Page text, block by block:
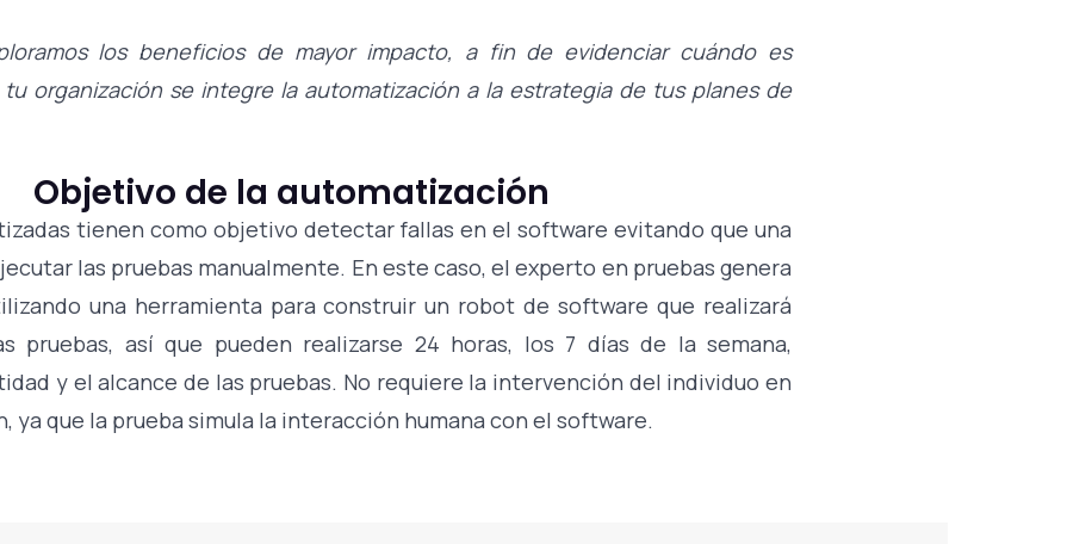
los beneficios de mayor impacto, a fin de evidenciar cuándo es
organización se integre la automatización a la estrategia de tus planes de
Objetivo de la automatización
tienen como objetivo detectar fallas en el software evitando que una
las pruebas manualmente. En este caso, el experto en pruebas genera
una herramienta para construir un robot de software que realizará
pruebas, así que pueden realizarse 24 horas, los 7 días de la semana,
y el alcance de las pruebas. No requiere la intervención del individuo en
ya que la prueba simula la interacción humana con el software.